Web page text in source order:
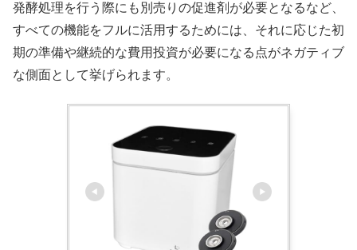
発酵処理を行う際にも別売りの促進剤が必要となるなど、
すべての機能をフルに活用するためには、それに応じた初
期の準備や継続的な費用投資が必要になる点がネガティブ
な側面として挙げられます。